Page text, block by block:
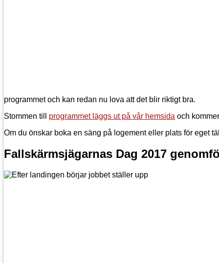
programmet och kan redan nu lova att det blir riktigt bra.
Stommen till programmet läggs ut på vår hemsida och
Om du önskar boka en säng på logement eller plats för eget
Fallskärmsjägarnas Dag 2017